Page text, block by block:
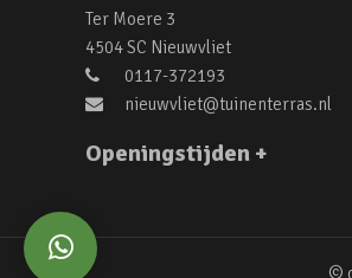
Ter Moere 3
4504 SC Nieuwvliet
0117-372193
nieuwvliet@tuinenterras.nl
Openingstijden +
©